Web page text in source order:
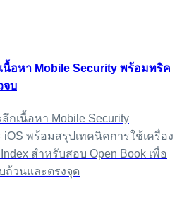
เนื้อหา Mobile Security พร้อมทริค
จบ
กเนื้อหา Mobile Security
พร้อมสรุปเทคนิคการใช้เครื่อง
สำหรับสอบ Open Book เพื่อ
ถ้วนและตรงจุด